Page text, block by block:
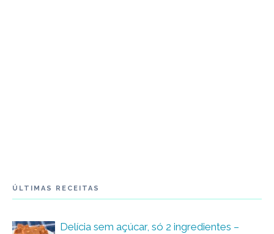
ÚLTIMAS RECEITAS
Delícia sem açúcar, só 2 ingredientes –